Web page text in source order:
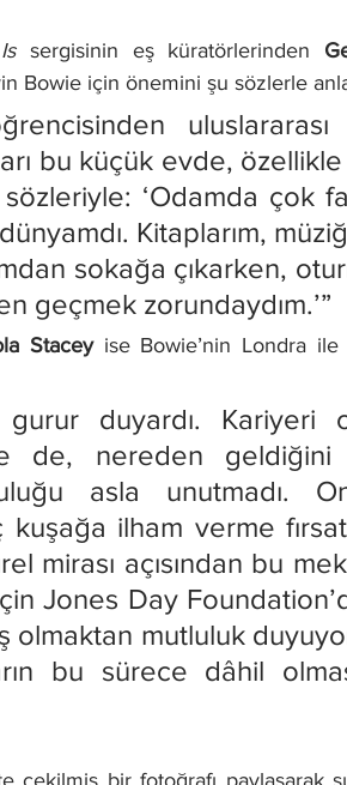
sergisinin eş küratörlerinden
Bowie için önemini şu sözlerle
bu küçük evde,
‘Odamda çok
Kitaplarım,
sokağa çıkarken,
geçmek zorundaydım.’”
Stacey ise Bowie’nin Londra ile
duyardı. Kariyeri
de, nereden geldiğini
asla unutmadı.
ilham verme
mirası açısından bu
Jones Day
olmaktan mutluluk
bu sürece dâhil